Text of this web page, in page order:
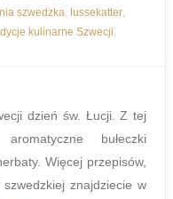
szwedzka, lussekatter,
kulinarne Szwecji,
dzień św. Łucji. Z tej
bułeczki
Więcej przepisów,
znajdziecie w